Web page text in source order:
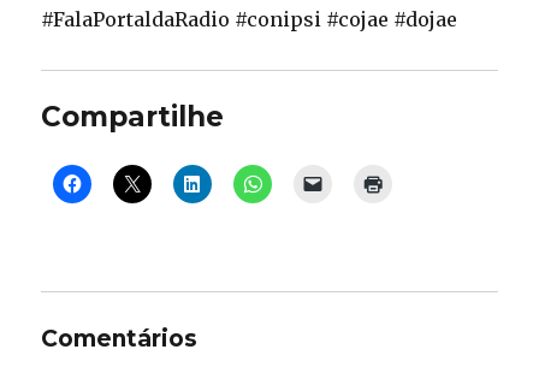
#FalaPortaldaRadio #conipsi #cojae #dojae
Compartilhe
Comentários